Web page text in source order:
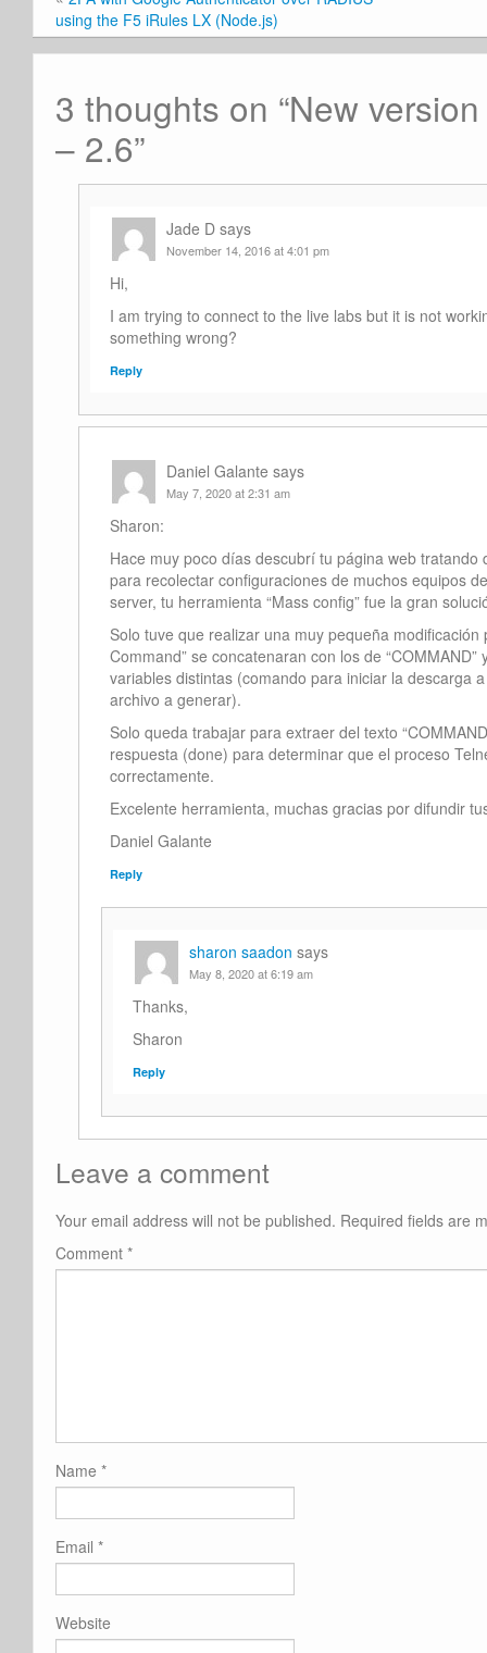
using the F5 iRules LX (Node.js)
3 thoughts on “New
– 2.6”
Jade D says
November 14, 2016 at 4:01 pm
Hi,
I am trying to connect to the live labs but it is not
something wrong?
Reply
Daniel Galante says
May 7, 2020 at 2:31 am
Sharon:
Hace muy poco días descubrí tu página web
para recolectar configuraciones de muchos equipos
server, tu herramienta “Mass config” fue la gran
Solo tuve que realizar una muy pequeña modificación
Command” se concatenaran con los de
variables distintas (comando para iniciar la descarga
archivo a generar).
Solo queda trabajar para extraer del texto
respuesta (done) para determinar que el proceso
correctamente.
Excelente herramienta, muchas gracias por difundir
Daniel Galante
Reply
sharon saadon says
May 8, 2020 at 6:19 am
Thanks,
Sharon
Reply
Leave a comment
Your email address will not be published. Required fields are
Comment *
Name *
Email *
Website